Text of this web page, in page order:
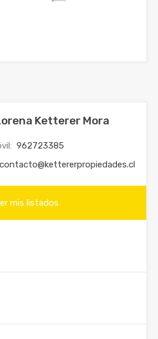
Ketterer Mora
962723385
contacto@kettererpropiedades.cl
mis listados